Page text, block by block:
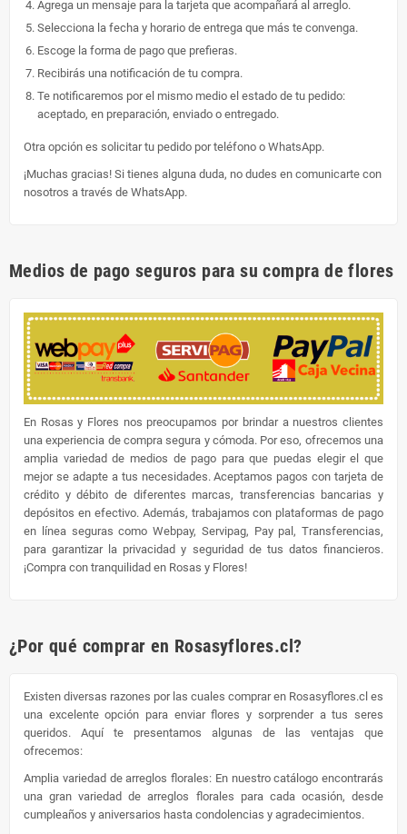
Agrega un mensaje para la tarjeta que acompañará al arreglo.
Selecciona la fecha y horario de entrega que más te convenga.
Escoge la forma de pago que prefieras.
Recibirás una notificación de tu compra.
Te notificaremos por el mismo medio el estado de tu pedido:
aceptado, en preparación, enviado o entregado.
Otra opción es solicitar tu pedido por teléfono o WhatsApp.
¡Muchas gracias! Si tienes alguna duda, no dudes en comunicarte con
nosotros a través de WhatsApp.
Medios de pago seguros para su compra de flores
En Rosas y Flores nos preocupamos por brindar a nuestros clientes
una experiencia de compra segura y cómoda. Por eso, ofrecemos una
amplia variedad de medios de pago para que puedas elegir el que
mejor se adapte a tus necesidades. Aceptamos pagos con tarjeta de
crédito y débito de diferentes marcas, transferencias bancarias y
depósitos en efectivo. Además, trabajamos con plataformas de pago
en línea seguras como Webpay, Servipag, Pay pal, Transferencias,
para garantizar la privacidad y seguridad de tus datos financieros.
¡Compra con tranquilidad en Rosas y Flores!
¿Por qué comprar en Rosasyflores.cl?
Existen diversas razones por las cuales comprar en Rosasyflores.cl es
una excelente opción para enviar flores y sorprender a tus seres
queridos. Aquí te presentamos algunas de las ventajas que
ofrecemos:
Amplia variedad de arreglos florales: En nuestro catálogo encontrarás
una gran variedad de arreglos florales para cada ocasión, desde
cumpleaños y aniversarios hasta condolencias y agradecimientos.